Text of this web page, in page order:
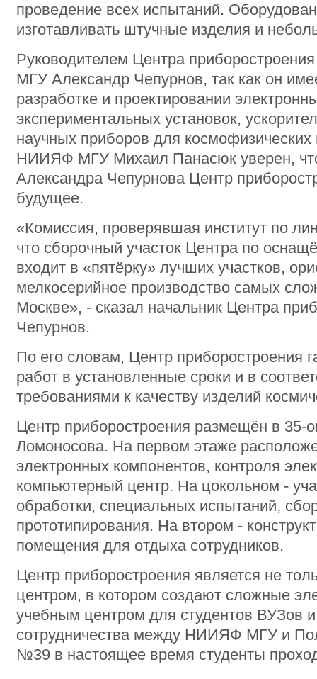
проведение всех испытаний.
изготавливать штучные изделия и
Руководителем Центра
МГУ Александр Чепурнов, так как он
разработке и проектировании
экспериментальных установок,
научных приборов для
НИИЯФ МГУ Михаил Панасюк уверен,
Александра Чепурнова Центр
будущее.
«Комиссия, проверявшая институт по
что сборочный участок Центра по
входит в «пятёрку» лучших участков,
мелкосерийное производство самых
Москве», - сказал начальник Центра
Чепурнов.
По его словам, Центр приборостроения
работ в установленные сроки и в
требованиями к качеству изделий
Центр приборостроения размещён в
Ломоносова. На первом этаже
электронных компонентов, контроля
компьютерный центр. На цокольном -
обработки, специальных испытаний,
прототипирования. На втором -
помещения для отдыха сотрудников.
Центр приборостроения является не
центром, в котором создают сложные
учебным центром для студентов ВУЗов
сотрудничества между НИИЯФ МГУ и
№39 в настоящее время студенты